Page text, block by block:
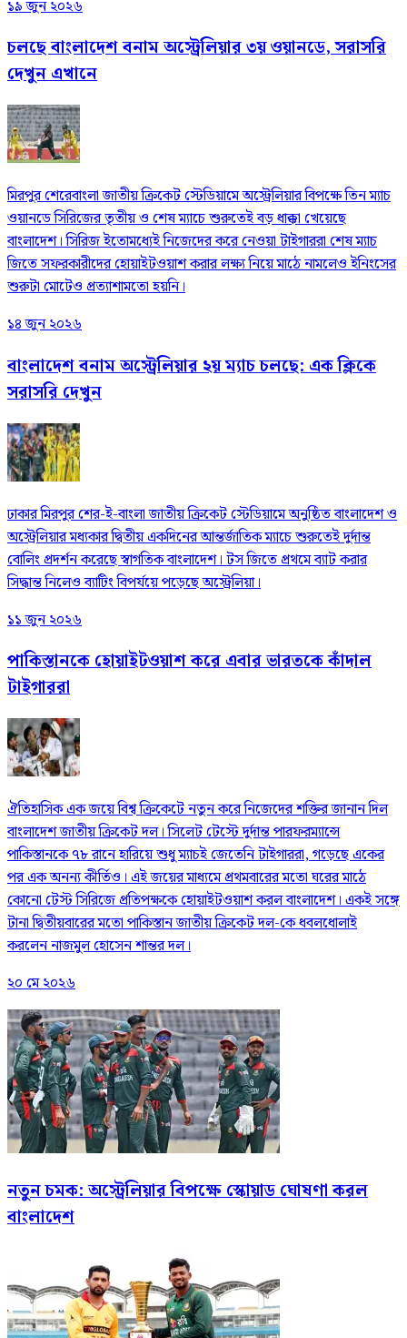
১৯ জুন ২০২৬
চলছে বাংলাদেশ বনাম অস্ট্রেলিয়ার ৩য় ওয়ানডে, সরাসরি
দেখুন এখানে
মিরপুর শেরেবাংলা জাতীয় ক্রিকেট স্টেডিয়ামে অস্ট্রেলিয়ার বিপক্ষে তিন ম্যাচ
ওয়ানডে সিরিজের তৃতীয় ও শেষ ম্যাচে শুরুতেই বড় ধাক্কা খেয়েছে
বাংলাদেশ। সিরিজ ইতোমধ্যেই নিজেদের করে নেওয়া টাইগাররা শেষ ম্যাচ
জিতে সফরকারীদের হোয়াইটওয়াশ করার লক্ষ্য নিয়ে মাঠে নামলেও ইনিংসের
শুরুটা মোটেও প্রত্যাশামতো হয়নি।
১৪ জুন ২০২৬
বাংলাদেশ বনাম অস্ট্রেলিয়ার ২য় ম্যাচ চলছে: এক ক্লিকে
সরাসরি দেখুন
ঢাকার মিরপুর শের-ই-বাংলা জাতীয় ক্রিকেট স্টেডিয়ামে অনুষ্ঠিত বাংলাদেশ ও
অস্ট্রেলিয়ার মধ্যকার দ্বিতীয় একদিনের আন্তর্জাতিক ম্যাচে শুরুতেই দুর্দান্ত
বোলিং প্রদর্শন করেছে স্বাগতিক বাংলাদেশ। টস জিতে প্রথমে ব্যাট করার
সিদ্ধান্ত নিলেও ব্যাটিং বিপর্যয়ে পড়েছে অস্ট্রেলিয়া।
১১ জুন ২০২৬
পাকিস্তানকে হোয়াইটওয়াশ করে এবার ভারতকে কাঁদাল
টাইগাররা
ঐতিহাসিক এক জয়ে বিশ্ব ক্রিকেটে নতুন করে নিজেদের শক্তির জানান দিল
বাংলাদেশ জাতীয় ক্রিকেট দল। সিলেট টেস্টে দুর্দান্ত পারফরম্যান্সে
পাকিস্তানকে ৭৮ রানে হারিয়ে শুধু ম্যাচই জেতেনি টাইগাররা, গড়েছে একের
পর এক অনন্য কীর্তিও। এই জয়ের মাধ্যমে প্রথমবারের মতো ঘরের মাঠে
কোনো টেস্ট সিরিজে প্রতিপক্ষকে হোয়াইটওয়াশ করল বাংলাদেশ। একই সঙ্গে
টানা দ্বিতীয়বারের মতো পাকিস্তান জাতীয় ক্রিকেট দল-কে ধবলধোলাই
করলেন নাজমুল হোসেন শান্তর দল।
২০ মে ২০২৬
নতুন চমক: অস্ট্রেলিয়ার বিপক্ষে স্কোয়াড ঘোষণা করল
বাংলাদেশ